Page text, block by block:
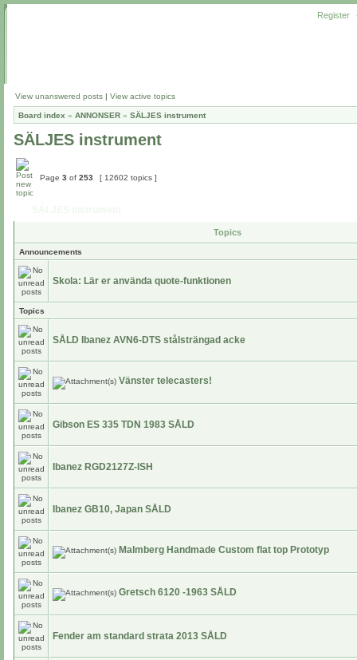
Register
View unanswered posts | View active topics
Board index » ANNONSER » SÄLJES instrument
SÄLJES instrument
Page 3 of 253 [ 12602 topics ]
Topics
Announcements
Skola: Lär er använda quote-funktionen
Topics
SÅLD Ibanez AVN6-DTS stålsträngad acke
Vänster telecasters!
Gibson ES 335 TDN 1983 SÅLD
Ibanez RGD2127Z-ISH
Ibanez GB10, Japan SÅLD
Malmberg Handmade Custom flat top Prototyp
Gretsch 6120 -1963 SÅLD
Fender am standard strata 2013 SÅLD